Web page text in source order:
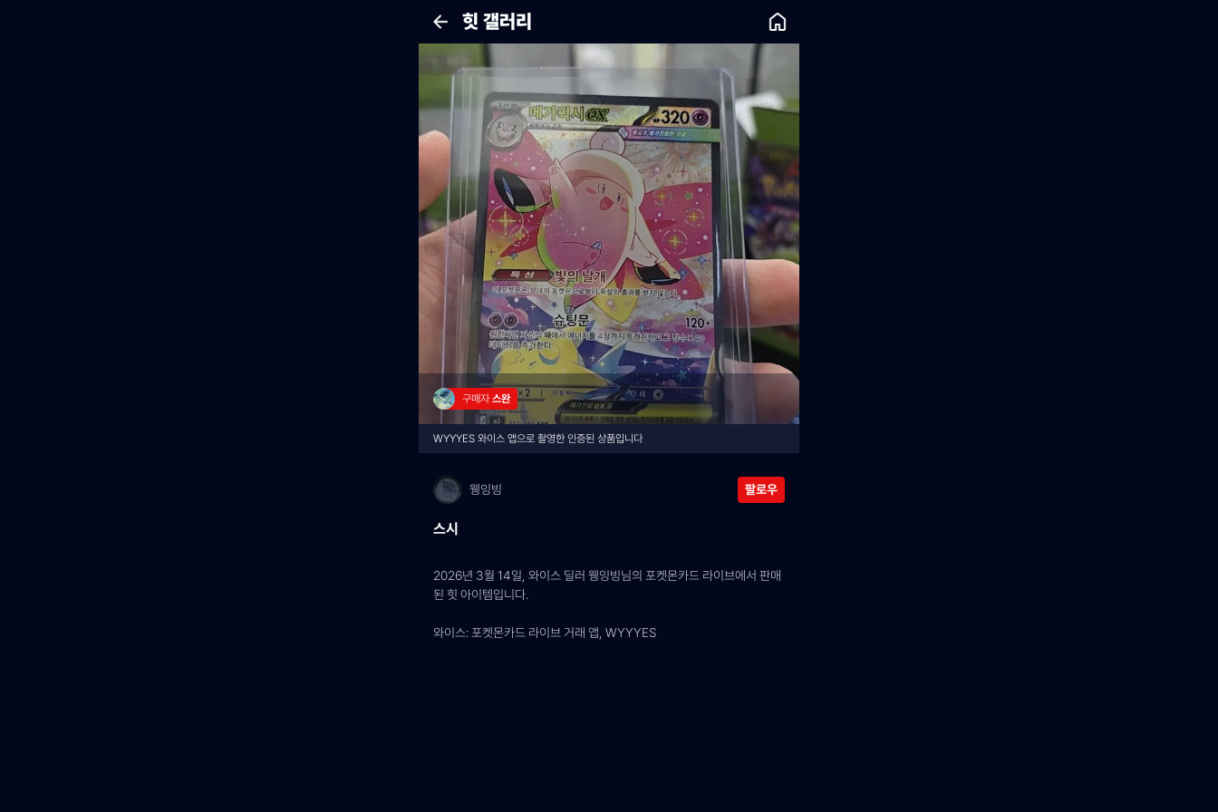
힛 갤러리
구매자 스완
WYYYES 와이스 앱으로 촬영한 인증된 상품입니다
웽잉빙 팔로우
스시
2026년 3월 14일, 와이스 딜러 웽잉빙님의 포켓몬카드 라이브에서 판매
된 힛 아이템입니다.
와이스: 포켓몬카드 라이브 거래 앱, WYYYES